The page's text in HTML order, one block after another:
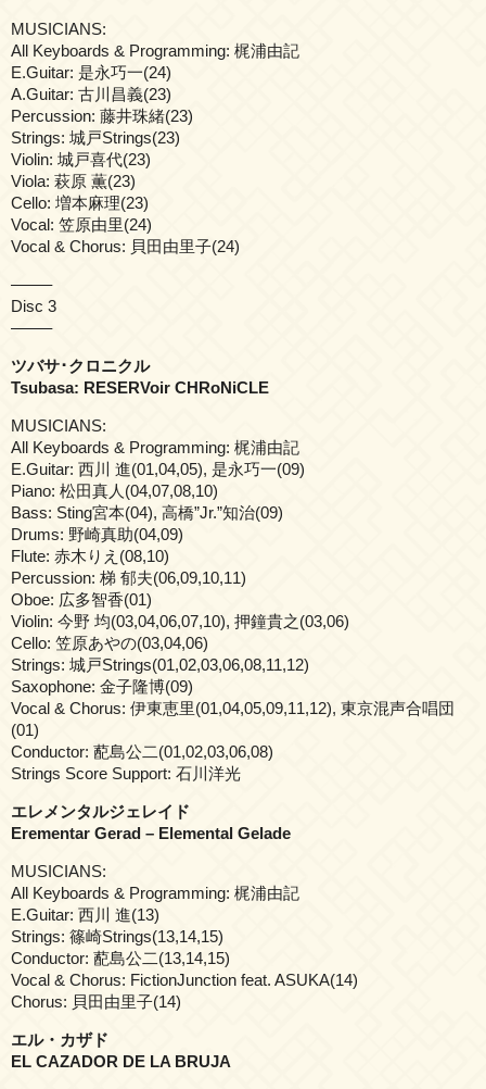
MUSICIANS:
All Keyboards & Programming: 梶浦由記
E.Guitar: 是永巧一(24)
A.Guitar: 古川昌義(23)
Percussion: 藤井珠緒(23)
Strings: 城戸Strings(23)
Violin: 城戸喜代(23)
Viola: 萩原 薫(23)
Cello: 増本麻理(23)
Vocal: 笠原由里(24)
Vocal & Chorus: 貝田由里子(24)
——–
Disc 3
——–
ツバサ･クロニクル
Tsubasa: RESERVoir CHRoNiCLE
MUSICIANS:
All Keyboards & Programming: 梶浦由記
E.Guitar: 西川 進(01,04,05), 是永巧一(09)
Piano: 松田真人(04,07,08,10)
Bass: Sting宮本(04), 高橋”Jr.”知治(09)
Drums: 野崎真助(04,09)
Flute: 赤木りえ(08,10)
Percussion: 梯 郁夫(06,09,10,11)
Oboe: 広多智香(01)
Violin: 今野 均(03,04,06,07,10), 押鐘貴之(03,06)
Cello: 笠原あやの(03,04,06)
Strings: 城戸Strings(01,02,03,06,08,11,12)
Saxophone: 金子隆博(09)
Vocal & Chorus: 伊東恵里(01,04,05,09,11,12), 東京混声合唱団
(01)
Conductor: 蓜島公二(01,02,03,06,08)
Strings Score Support: 石川洋光
エレメンタルジェレイド
Erementar Gerad – Elemental Gelade
MUSICIANS:
All Keyboards & Programming: 梶浦由記
E.Guitar: 西川 進(13)
Strings: 篠崎Strings(13,14,15)
Conductor: 蓜島公二(13,14,15)
Vocal & Chorus: FictionJunction feat. ASUKA(14)
Chorus: 貝田由里子(14)
エル・カザド
EL CAZADOR DE LA BRUJA